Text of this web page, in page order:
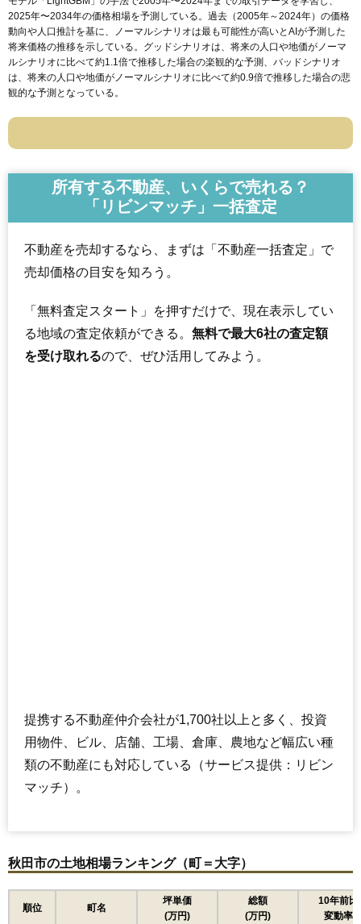
2025年〜2034年の価格相場を予測している。過去（2005年～2024年）の価格
動向や人口推計を基に、ノーマルシナリオは最も可能性が高いとAIが予測した
将来価格の推移を示している。グッドシナリオは、将来の人口や地価がノーマ
ルシナリオに比べて約1.1倍で推移した場合の楽観的な予測、バッドシナリオ
は、将来の人口や地価がノーマルシナリオに比べて約0.9倍で推移した場合の悲
観的な予測となっている。
所有する不動産、いくらで売れる？
「リビンマッチ」一括査定
不動産を売却するなら、まずは「不動産一括査定」で
売却価格の目安を知ろう。
「無料査定スタート」を押すだけで、現在表示してい
る地域の査定依頼ができる。 無料で最大6社の査定額
を受け取れるので、ぜひ活用してみよう。
提携する不動産仲介会社が1,700社以上と多く、投資
用物件、ビル、店舗、工場、倉庫、農地など幅広い種
類の不動産にも対応している（サービス提供：リビン
マッチ）。
秋田市の土地相場ランキング（町＝大字）
順位 町名
坪単価
(万円)
総額
(万円)
10年前比
変動率